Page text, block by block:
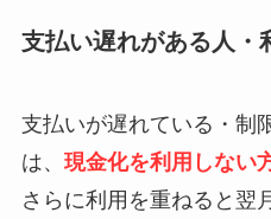
支払い遅れがある人・
支払いが遅れている・制
は、 現金化を利用しない
さらに利用を重ねると翌